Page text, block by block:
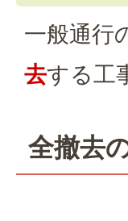
一般通行
去する工
全撤去